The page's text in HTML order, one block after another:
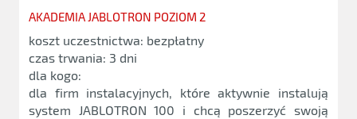
AKADEMIA JABLOTRON POZIOM 2
koszt uczestnictwa: bezpłatny
czas trwania: 3 dni
dla kogo:
dla firm instalacyjnych, które aktywnie instalują
system JABLOTRON 100 i chcą poszerzyć swoją